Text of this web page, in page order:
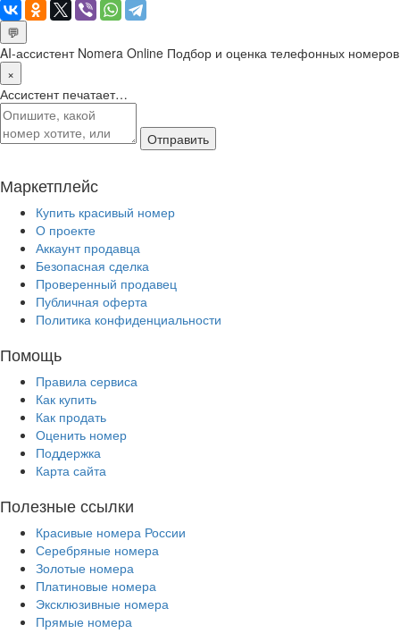
💬
AI-ассистент Nomera Online Подбор и оценка телефонных номеров
×
Ассистент печатает…
Отправить
Маркетплейс
Купить красивый номер
О проекте
Аккаунт продавца
Безопасная сделка
Проверенный продавец
Публичная оферта
Политика конфиденциальности
Помощь
Правила сервиса
Как купить
Как продать
Оценить номер
Поддержка
Карта сайта
Полезные ссылки
Красивые номера России
Серебряные номера
Золотые номера
Платиновые номера
Эксклюзивные номера
Прямые номера